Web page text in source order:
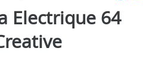
Electrique 64